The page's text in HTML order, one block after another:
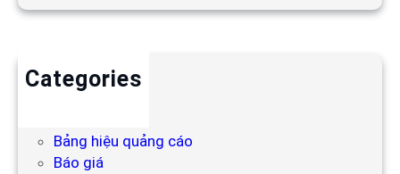
Categories
Bảng hiệu quảng cáo
Báo giá